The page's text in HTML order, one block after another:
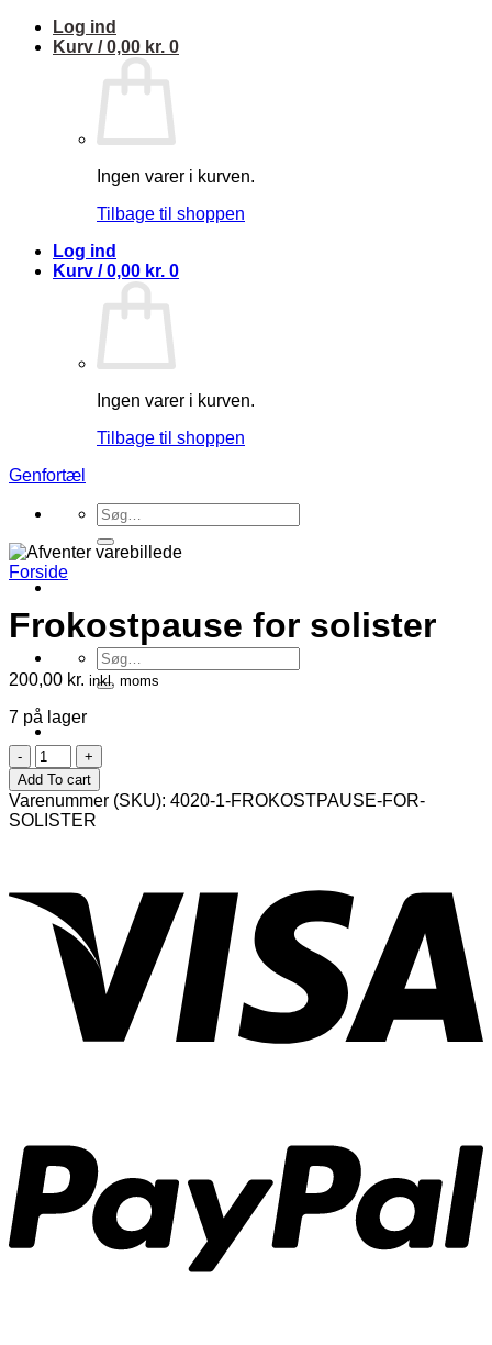
FortsætLog ind
Kurv /0,00 kr. 0
Ingen varer i kurven.
Tilbage til shoppen
Log ind
Kurv /0,00 kr. 0
Ingen varer i kurven.
Tilbage til shoppen
Genfortæl
Søg
efter:
Søg
efter:
Forside
Frokostpause for solister
200,00 kr. inkl. moms
7 på lager
Frokostpause
for
solister
antal
Add To cart
Varenummer (SKU): 4020-1-FROKOSTPAUSE-FOR-
SOLISTER